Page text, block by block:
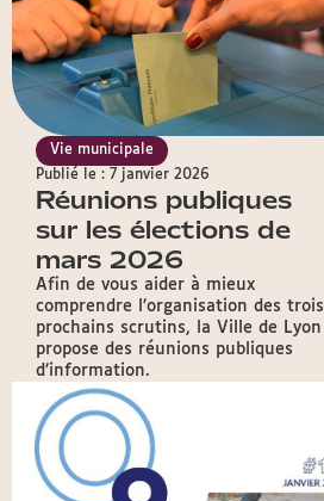
Vie municipale
Publié le : 7 janvier 2026
Réunions publiques
sur les élections de
mars 2026
Afin de vous aider à mieux
comprendre l’organisation des trois
prochains scrutins, la Ville de Lyon
propose des réunions publiques
d’information.